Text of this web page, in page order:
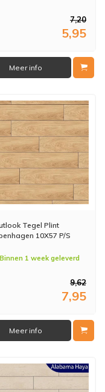
7,20
5,95
Meer info
Tegel Plint
10X57 P/S
Binnen 1 week geleverd
9,62
7,95
Meer info